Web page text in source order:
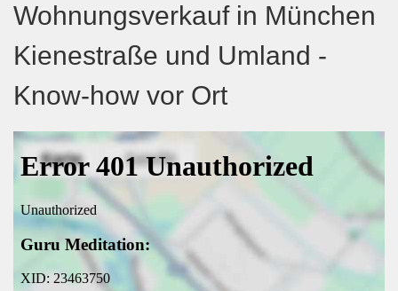
Wohnungsverkauf in München
Kienestraße und Umland -
Know-how vor Ort